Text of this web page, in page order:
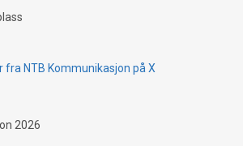
fra NTB Kommunikasjon på X
2026